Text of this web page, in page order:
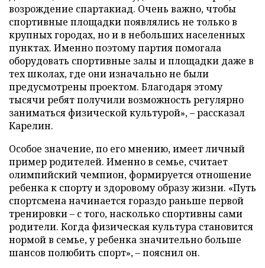
возрождение спартакиад. Очень важно, чтобы
спортивные площадки появлялись не только в
крупных городах, но и в небольших населенных
пунктах. Именно поэтому партия помогала
оборудовать спортивные залы и площадки даже в
тех школах, где они изначально не были
предусмотрены проектом. Благодаря этому
тысячи ребят получили возможность регулярно
заниматься физической культурой», – рассказал
Карелин.
Особое значение, по его мнению, имеет личный
пример родителей. Именно в семье, считает
олимпийский чемпион, формируется отношение
ребенка к спорту и здоровому образу жизни. «Путь
спортсмена начинается гораздо раньше первой
тренировки – с того, насколько спортивны сами
родители. Когда физическая культура становится
нормой в семье, у ребенка значительно больше
шансов полюбить спорт», – пояснил он.